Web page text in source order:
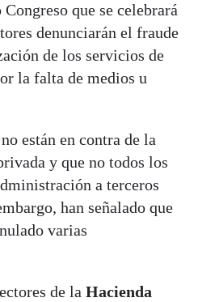
que se celebrará
denunciarán el fraude
de los servicios de
la falta de medios u
están en contra de la
y que no todos los
a terceros
han señalado que
varias
de la Hacienda